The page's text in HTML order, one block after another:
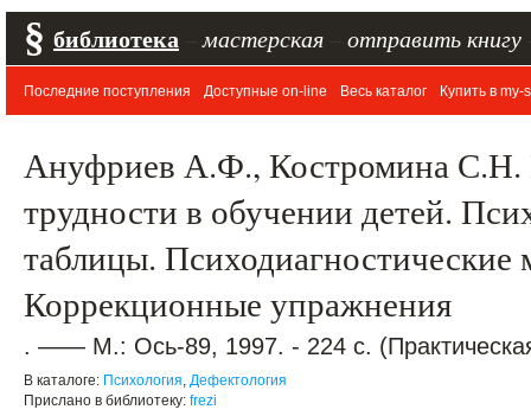
§ библиотека мастерская отправить книгу
Последние поступления Доступные on-line Весь каталог Купить в my-
Ануфриев А.Ф., Костромина С.Н.
трудности в обучении детей.
таблицы. Психодиагностические
Коррекционные упражнения
. —— М.: Ось-89, 1997. - 224 с.
В каталоге: Психология, Дефектология
Прислано в библиотеку: frezi